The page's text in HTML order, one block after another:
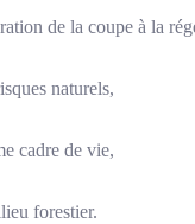
de la coupe à la
naturels,
de vie,
forestier.